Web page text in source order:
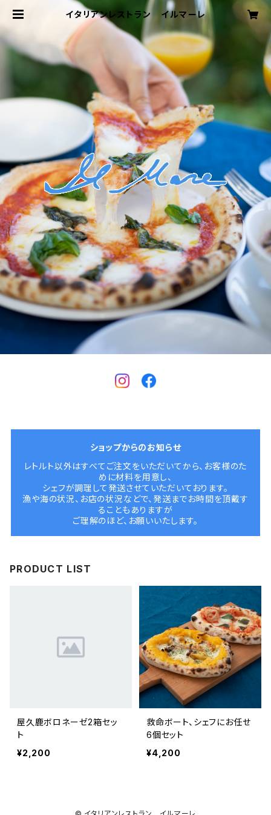
イタリアンレストラン イルマーレ
ショップからのお知らせ
レトルト以外はすべてご注文をいただいてから、お客様のた
めに材料を用意し、
シェフが調理して発送させていただいております。
漁や海の状況、お店の状況などで、発送までお時間を頂戴す
ることもありますが
ご理解のほど、お願いいたします。
PRODUCT LIST
屋久鹿ボロネーゼ2箱セッ
ト
¥2,200
救命ボート、シェフにお任せ
6個セット
¥4,200